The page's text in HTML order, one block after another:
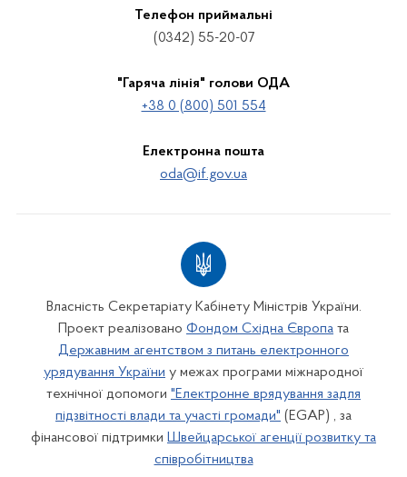
Телефон приймальні
(0342) 55-20-07
"Гаряча лінія" голови ОДА
+38 0 (800) 501 554
Електронна пошта
oda@if.gov.ua
Власність Секретаріату Кабінету Міністрів України.
Проект реалізовано Фондом Східна Європа та
Державним агентством з питань електронного
урядування України у межах програми міжнародної
технічної допомоги "Електронне врядування задля
підзвітності влади та участі громади" (EGAP) , за
фінансової підтримки Швейцарської агенції розвитку та
співробітництва